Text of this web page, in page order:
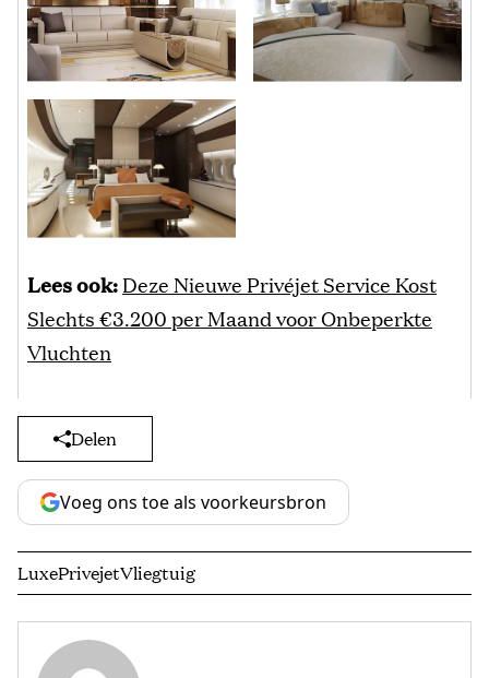
Lees ook:Deze Nieuwe Privéjet Service Kost
Slechts €3.200 per Maand voor Onbeperkte
Vluchten
Delen
Voeg ons toe als voorkeursbron
LuxePrivejetVliegtuig